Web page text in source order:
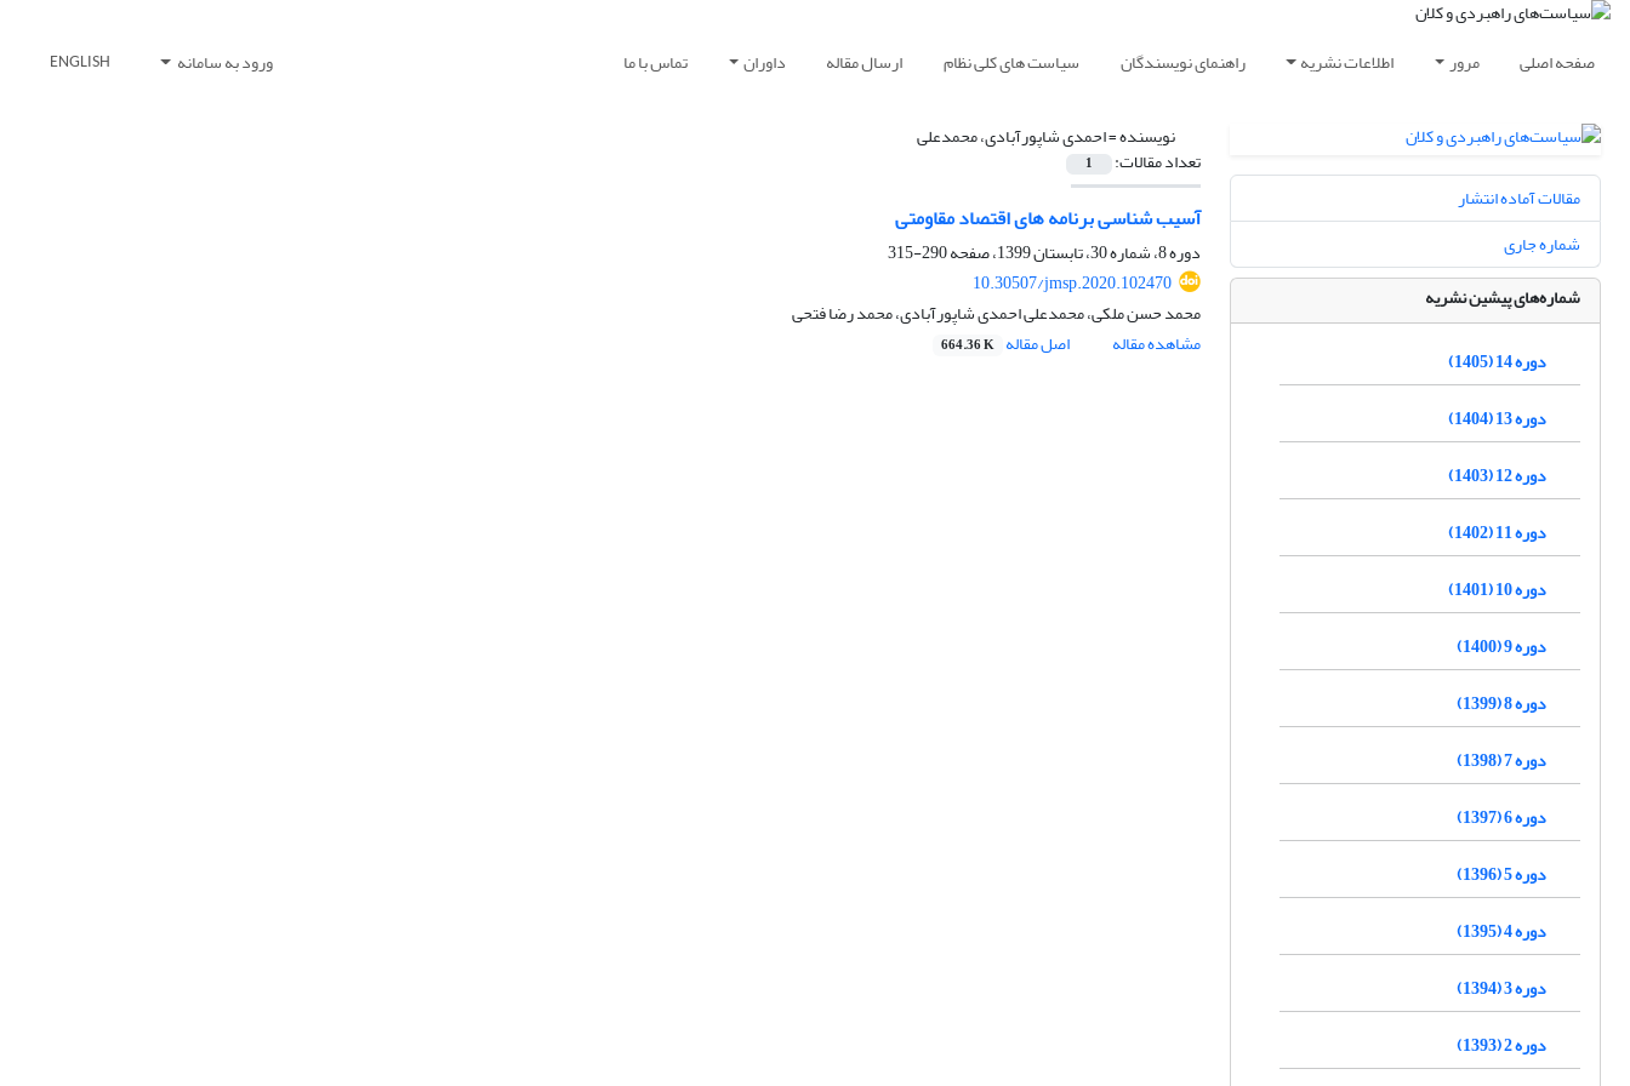
صفحه اصلی مرور اطلاعات نشریه راهنمای نویسندگان سیاست های کلی نظام ارسال مقاله داوران تماس با ما ورود به سامانه ENGLISH
نویسنده =احمدی شاپورآبادی، محمدعلی
تعداد مقالات: 1
آسیب شناسی برنامه های اقتصاد مقاومتی
دوره 8، شماره 30، تابستان 1399، صفحه
290-315
10.30507/jmsp.2020.102470
محمد حسن ملکی، محمدعلی احمدی شاپورآبادی، محمد رضا فتحی
مشاهده مقاله
اصل مقاله 664.36 K
مقالات آماده انتشار
شماره جاری
شماره‌های پیشین نشریه
دوره 14 (1405)
دوره 13 (1404)
دوره 12 (1403)
دوره 11 (1402)
دوره 10 (1401)
دوره 9 (1400)
دوره 8 (1399)
دوره 7 (1398)
دوره 6 (1397)
دوره 5 (1396)
دوره 4 (1395)
دوره 3 (1394)
دوره 2 (1393)